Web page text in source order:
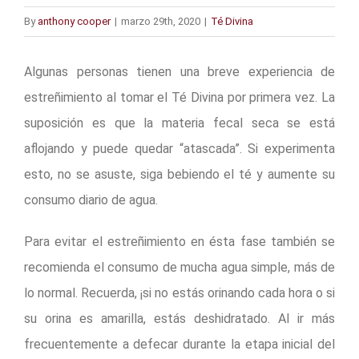
By anthony cooper | marzo 29th, 2020 | Té Divina
Algunas personas tienen una breve experiencia de
estreñimiento al tomar el Té Divina por primera vez. La
suposición es que la materia fecal seca se está
aflojando y puede quedar “atascada”. Si experimenta
esto, no se asuste, siga bebiendo el té y aumente su
consumo diario de agua.
Para evitar el estreñimiento en ésta fase también se
recomienda el consumo de mucha agua simple, más de
lo normal. Recuerda, ¡si no estás orinando cada hora o si
su orina es amarilla, estás deshidratado. Al ir más
frecuentemente a defecar durante la etapa inicial del